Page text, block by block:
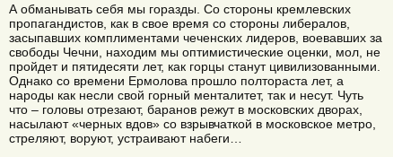
А обманывать себя мы горазды. Со стороны кремлевских
пропагандистов, как в свое время со стороны либералов,
засыпавших комплиментами чеченских лидеров, воевавших за
свободы Чечни, находим мы оптимистические оценки, мол, не
пройдет и пятидесяти лет, как горцы станут цивилизованными.
Однако со времени Ермолова прошло полтораста лет, а
народы как несли свой горный менталитет, так и несут. Чуть
что – головы отрезают, баранов режут в московских дворах,
насылают «черных вдов» со взрывчаткой в московское метро,
стреляют, воруют, устраивают набеги…